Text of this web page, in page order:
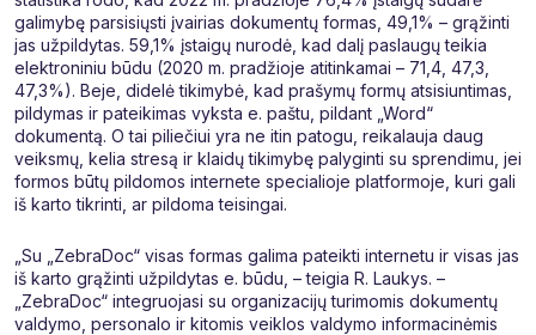
galimybę parsisiųsti įvairias dokumentų formas, 49,1% – grąžinti
jas užpildytas. 59,1% įstaigų nurodė, kad dalį paslaugų teikia
elektroniniu būdu (2020 m. pradžioje atitinkamai – 71,4, 47,3,
47,3%). Beje, didelė tikimybė, kad prašymų formų atsisiuntimas,
pildymas ir pateikimas vyksta e. paštu, pildant „Word“
dokumentą. O tai piliečiui yra ne itin patogu, reikalauja daug
veiksmų, kelia stresą ir klaidų tikimybę palyginti su sprendimu, jei
formos būtų pildomos internete specialioje platformoje, kuri gali
iš karto tikrinti, ar pildoma teisingai.
„Su „ZebraDoc“ visas formas galima pateikti internetu ir visas jas
iš karto grąžinti užpildytas e. būdu, – teigia R. Laukys. –
„ZebraDoc“ integruojasi su organizacijų turimomis dokumentų
valdymo, personalo ir kitomis veiklos valdymo informacinėmis